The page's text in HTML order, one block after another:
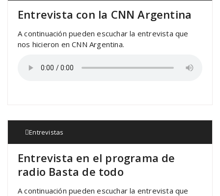
Entrevista con la CNN Argentina
A continuación pueden escuchar la entrevista que
nos hicieron en CNN Argentina.
Entrevistas
Entrevista en el programa de
radio Basta de todo
A continuación pueden escuchar la entrevista que